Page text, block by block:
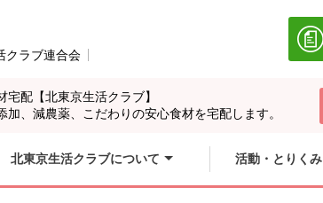
クラブ連合会
宅配【北東京生活クラブ】
加、減農薬、こだわりの安心食材を宅配します。
北東京生活クラブについて 活動・とりくみ